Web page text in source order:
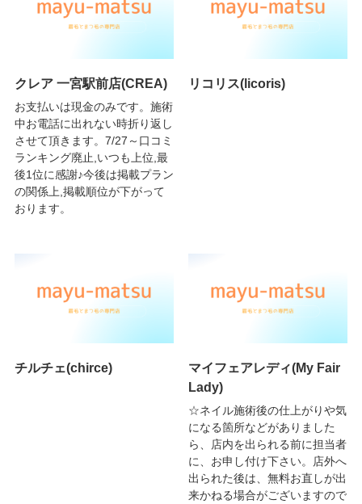
クレア 一宮駅前店(CREA)
お支払いは現金のみです。施術
中お電話に出れない時折り返し
させて頂きます。7/27～口コミ
ランキング廃止,いつも上位,最
後1位に感謝♪今後は掲載プラン
の関係上,掲載順位が下がって
おります。
リコリス(licoris)
チルチェ(chirce)
マイフェアレディ(My Fair
Lady)
☆ネイル施術後の仕上がりや気
になる箇所などがありました
ら、店内を出られる前に担当者
に、お申し付け下さい。店外へ
出られた後は、無料お直しが出
来かねる場合がございますので